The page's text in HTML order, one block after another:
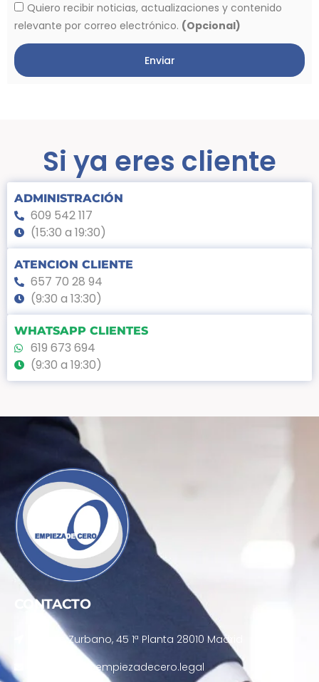
Quiero recibir noticias, actualizaciones y contenido
relevante por correo electrónico. (Opcional)
Enviar
Si ya eres cliente
ADMINISTRACIÓN
609 542 117
(15:30 a 19:30)
ATENCION CLIENTE
657 70 28 94
(9:30 a 13:30)
WHATSAPP CLIENTES
619 673 694
(9:30 a 19:30)
CONTACTO
Calle Zurbano, 45 1ª Planta 28010 Madrid
atencion@empiezadecero.legal